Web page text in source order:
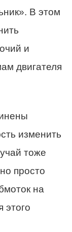
В этом
и
двигателя
изменить
тоже
просто
на
этого